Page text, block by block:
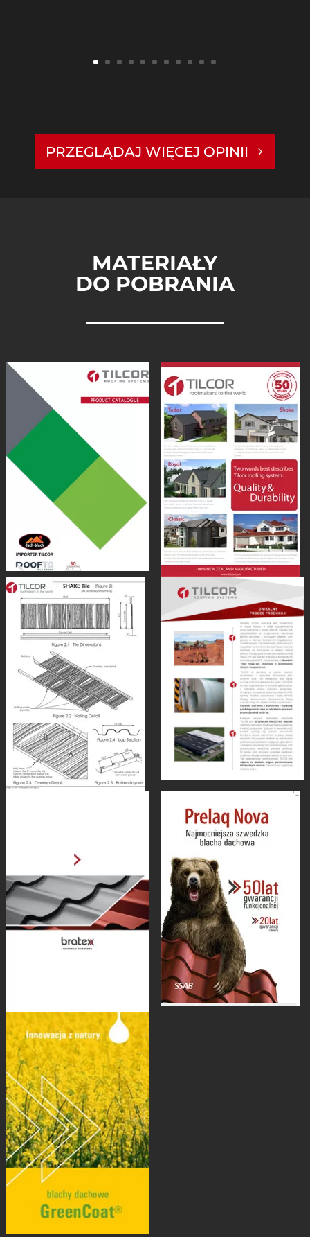
PRZEGLĄDAJ WIĘCEJ OPINII
MATERIAŁY
DO POBRANIA